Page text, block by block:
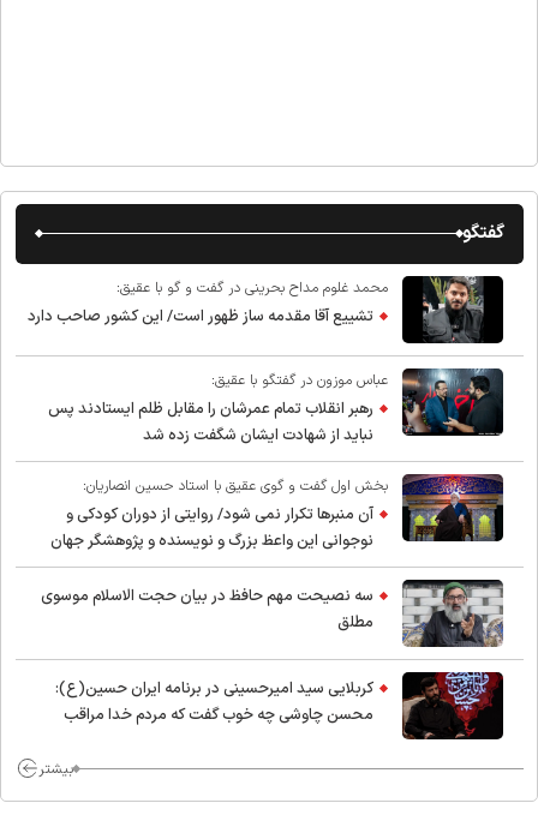
گفتگو
محمد غلوم مداح بحرینی در گفت و گو با عقیق:
تشییع آقا مقدمه ساز ظهور است/ این کشور صاحب دارد
عباس موزون در گفتگو با عقیق:
رهبر انقلاب تمام عمرشان را مقابل ظلم ایستادند پس
نباید از شهادت ایشان شگفت زده شد
بخش اول گفت و گوی عقیق با استاد حسین انصاریان:
آن منبرها تکرار نمی شود/ روایتی از دوران کودکی و
نوجوانی این واعظ بزرگ و نویسنده و پژوهشگر جهان
اسلام
سه نصیحت مهم حافظ در بیان حجت الاسلام موسوی
مطلق
کربلایی سید امیر‌حسینی در برنامه ایران حسین(ع):
محسن چاوشی چه خوب گفت که مردم خدا مراقب
بیشتر